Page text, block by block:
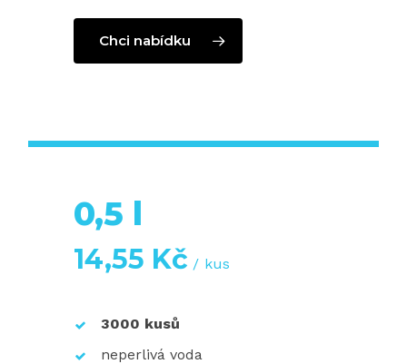
Chci nabídku
0,5 l
14,55 Kč kus
3000 kusů
neperlivá voda